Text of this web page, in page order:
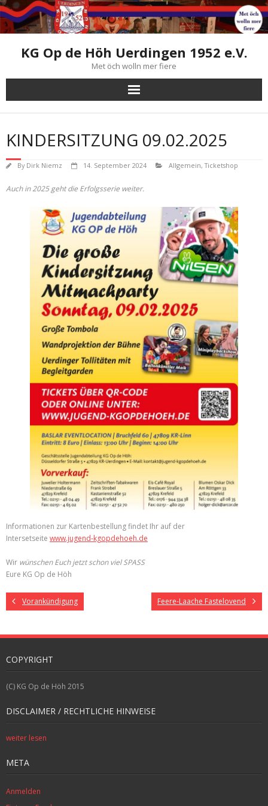
Skip
to
content
KG Op de Höh Uerdingen 1952 e.V.
Met öch wolln mer fiere
KINDERSITZUNG 09.02.2025
By Dirk Niemz 14. September 2024 Allgemein,Ticketshop
Auch in 2025 geht die Erfolgsserie weiter.
Informationen zur Kartenbestellung findet Ihr auf der
Intersetseite www.jugend-kgopdehoeh.de
Wir wünschen Euch jetzt schon viel SPASS
Eure KG Op de Höh
Vorankündigung Feere-Laache Fastelovend
COPYRIGHT
(C) KG Op de Höh 2015
DISCLAIMER / RECHTLICHE HINWEISE
weiter lesen
META
Anmelden